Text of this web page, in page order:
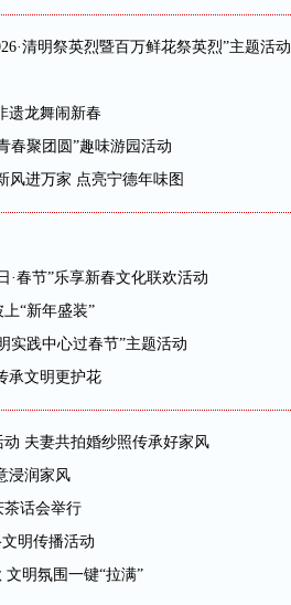
清明祭英烈暨百万鲜花祭英烈”主题活动
遗龙舞闹新春
春聚团圆”趣味游园活动
风进万家 点亮宁德年味图
·春节”乐享新春文化联欢活动
“新年盛装”
实践中心过春节”主题活动
承文明更护花
夫妻共拍婚纱照传承好家风
浸润家风
茶话会举行
明传播活动
文明氛围一键“拉满”